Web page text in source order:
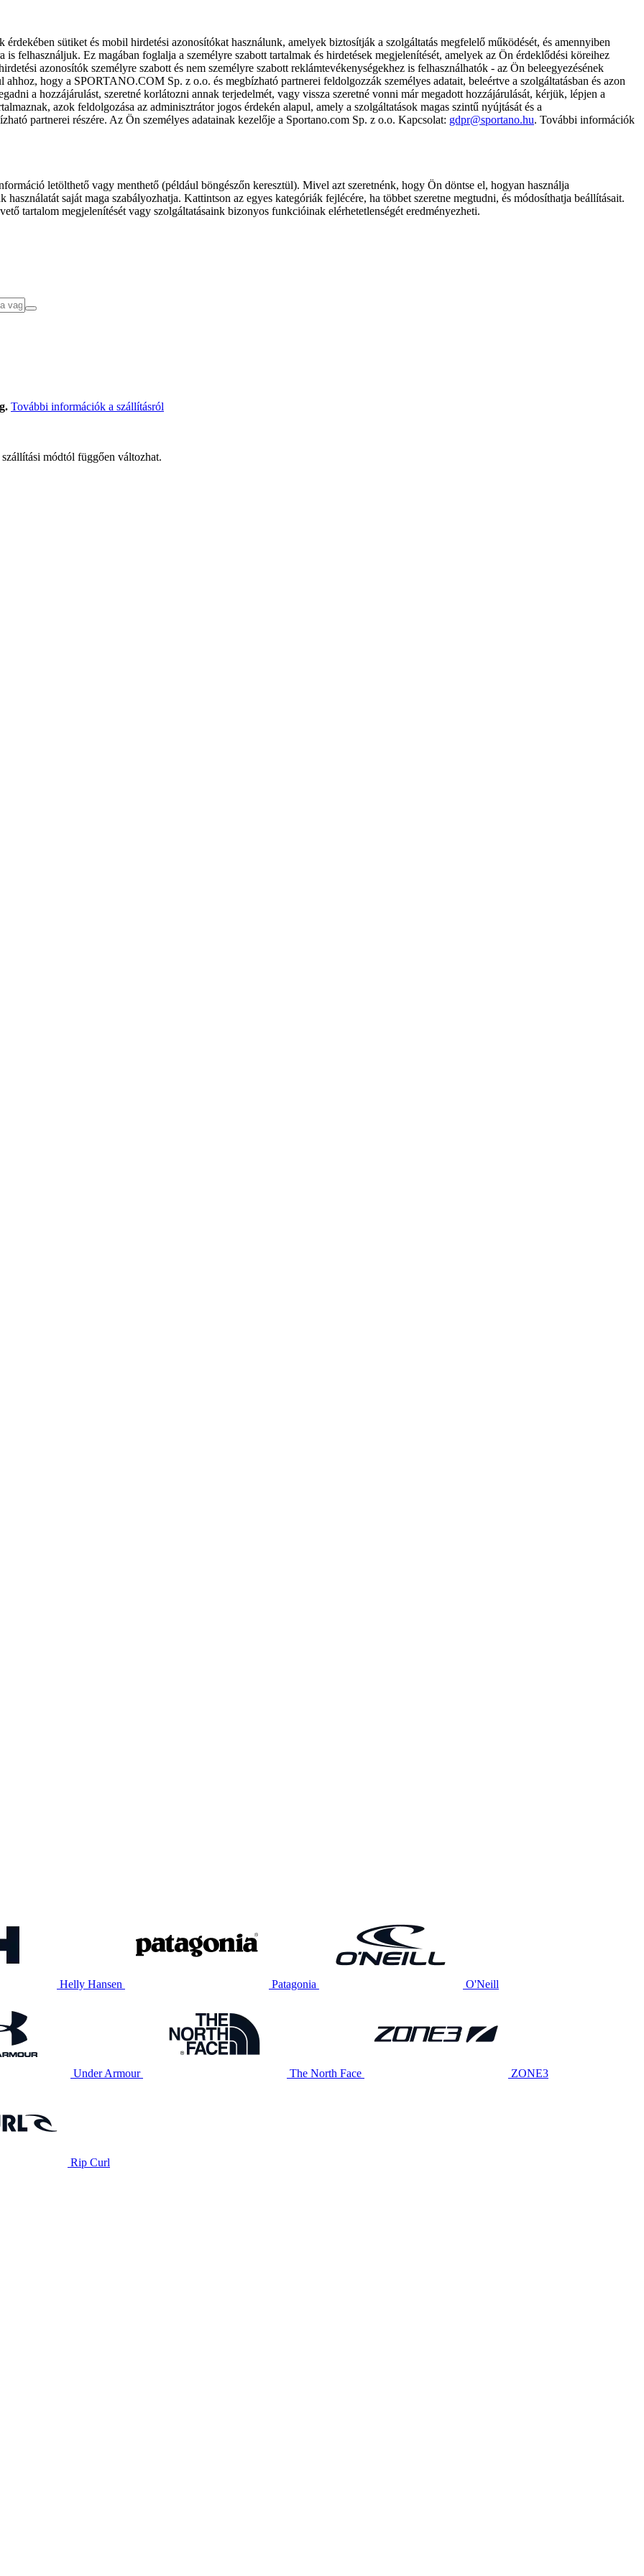
sütiket és mobil hirdetési azonosítókat használunk, amelyek biztosítják a szolgáltatás megfelelő működését, és amennyiben
is felhasználjuk. Ez magában foglalja a személyre szabott tartalmak és hirdetések megjelenítését, amelyek az Ön érdeklődési köreihez
azonosítók személyre szabott és nem személyre szabott reklámtevékenységekhez is felhasználhatók - az Ön beleegyezésének
hogy a SPORTANO.COM Sp. z o.o. és megbízható partnerei feldolgozzák személyes adatait, beleértve a szolgáltatásban és azon
a hozzájárulást, szeretné korlátozni annak terjedelmét, vagy vissza szeretné vonni már megadott hozzájárulását, kérjük, lépjen a
azok feldolgozása az adminisztrátor jogos érdekén alapul, amely a szolgáltatások magas szintű nyújtását és a
partnerei részére. Az Ön személyes adatainak kezelője a Sportano.com Sp. z o.o. Kapcsolat: gdpr@sportano.hu. További információk
letölthető vagy menthető (például böngészőn keresztül). Mivel azt szeretnénk, hogy Ön döntse el, hogyan használja
saját maga szabályozhatja. Kattintson az egyes kategóriák fejlécére, ha többet szeretne megtudni, és módosíthatja beállításait.
tartalom megjelenítését vagy szolgáltatásaink bizonyos funkcióinak elérhetetlenségét eredményezheti.
További információk a szállításról
módtól függően változhat.
Helly Hansen Patagonia O'Neill
Under Armour The North Face ZONE3
Rip Curl